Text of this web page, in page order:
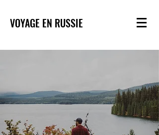
VOYAGE EN RUSSIE